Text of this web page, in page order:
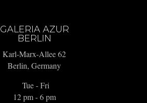
GALERIA AZUR
BERLIN
Karl-Marx-Allee 62
Berlin, Germany
Tue - Fri
12 pm - 6 pm